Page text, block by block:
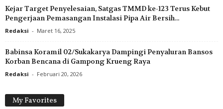
Kejar Target Penyelesaian, Satgas TMMD ke-123 Terus Kebut
Pengerjaan Pemasangan Instalasi Pipa Air Bersih...
Redaksi - Maret 16, 2025
Babinsa Koramil 02/Sukakarya Dampingi Penyaluran Bansos
Korban Bencana di Gampong Krueng Raya
Redaksi - Februari 20, 2026
My Favorites